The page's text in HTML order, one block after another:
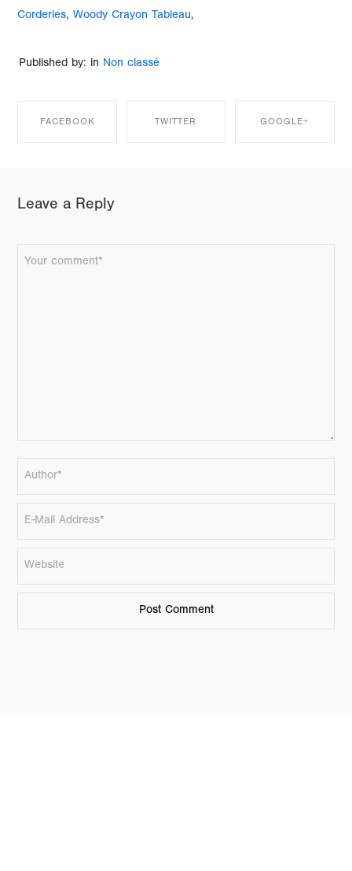
Corderies,Woody Crayon Tableau,
Published by: in Non classé
FACEBOOK
FACEBOOK
TWITTER GOOGLE+
Leave a Reply